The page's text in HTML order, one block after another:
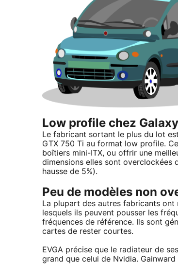
Low profile chez Galaxy
Le fabricant sortant le plus du lot
GTX 750 Ti au format low profile.
boîtiers mini-ITX, ou offrir une
dimensions elles sont overclockées
hausse de 5%).
Peu de modèles non
La plupart des autres fabricants ont
lesquels ils peuvent pousser les
fréquences de référence. Ils sont
cartes de rester courtes.
EVGA précise que le radiateur de
grand que celui de Nvidia.